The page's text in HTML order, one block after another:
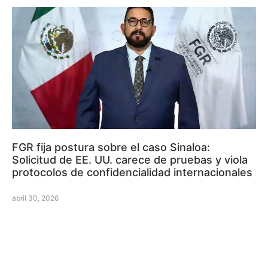
FGR fija postura sobre el caso Sinaloa:
Solicitud de EE. UU. carece de pruebas y viola
protocolos de confidencialidad internacionales
abril 30, 2026